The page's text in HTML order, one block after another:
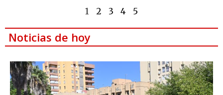
1 2 3 4 5
Noticias de hoy